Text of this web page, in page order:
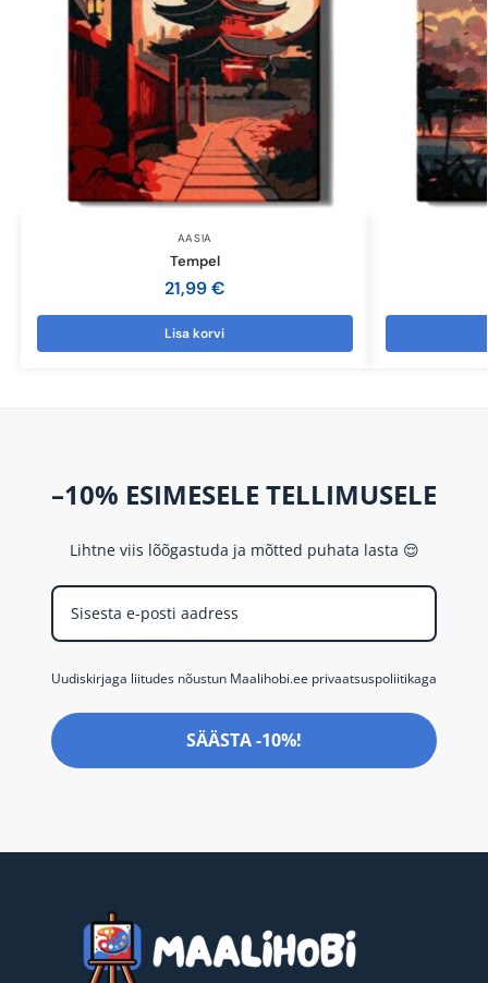
AASIA
Tempel
21,99€
Lisa korvi
–10% ESIMESELE TELLIMUSELE
Lihtne viis lõõgastuda ja mõtted puhata lasta 😌
Uudiskirjaga liitudes nõustun Maalihobi.ee privaatsuspoliitikaga
SÄÄSTA -10%!